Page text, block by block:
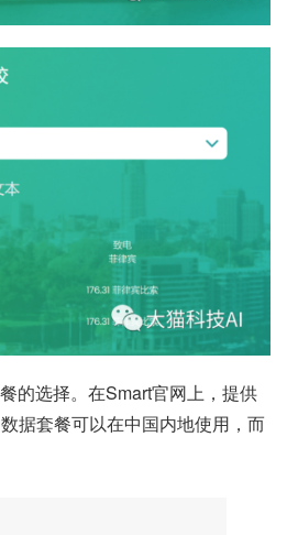
的选择。在Smart官网上，提供
据套餐可以在中国内地使用，而